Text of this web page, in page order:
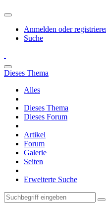
Anmelden oder
Suche
Dieses Thema
Alles
Dieses Thema
Dieses Forum
Artikel
Forum
Galerie
Seiten
Erweiterte Suche